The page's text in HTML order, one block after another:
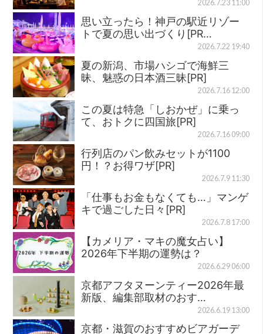
2026.7.23 11:00
思い立ったら！神戸の駅近リゾー
トで夏の思い出づくり[PR…
2026.7.22 19:40
夏の新潟、市場ハシゴで海鮮三
昧、魅惑の日本酒三昧[PR]
2026.7.16 12:00
この夏は特急「しおかぜ」に乗っ
て、おトクに四国旅[PR]
2026.7.16 09:00
行列店のパン飲みセットが1100
円！？お得ワザ[PR]
2026.7.9 11:30
「仕事もお金もなくても…」マンゲ
キで過ごした日々[PR]
2026.7.8 17:00
【カメリア・マキの魔女占い】
2026年下半期の運勢は？
2026.6.29 06:00
京都アフタヌーンティー2026年最
新版、編集部取材のおす…
2026.6.19 13:00
京都・滋賀のおすすめビアガーデ